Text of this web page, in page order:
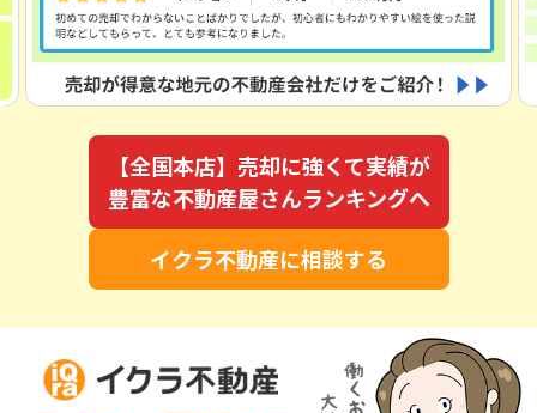
【全国本店】売却に強くて実績が
豊富な不動産屋さんランキングへ
イクラ不動産に相談する